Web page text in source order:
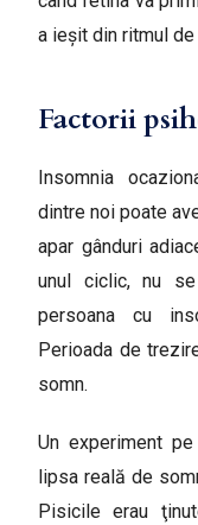
a ieşit din ritmul
Factorii
Insomnia
dintre noi poate
apar gânduri
unul ciclic, nu
persoana cu
Perioada de
somn.
Un experiment
lipsa reală de
Pisicile erau